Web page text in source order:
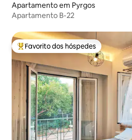
Apartamento em Pyrgos
Apartamento B-22
Favoritos dos hóspedes mais
Favorito dos hóspedes